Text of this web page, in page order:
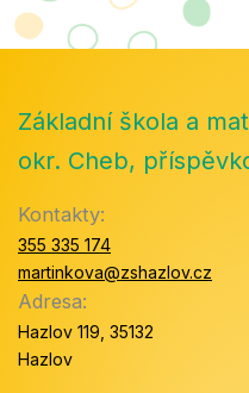
Základní škola a
okr. Cheb,
Kontakty:
355 335 174
martinkova@zshazlov.cz
Adresa:
Hazlov 119, 35132
Hazlov